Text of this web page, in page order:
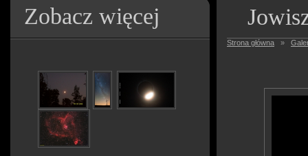
Zobacz więcej
Strona główna »